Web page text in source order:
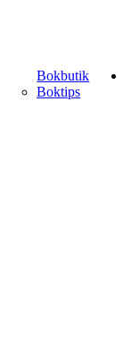
Bokbutik
Boktips